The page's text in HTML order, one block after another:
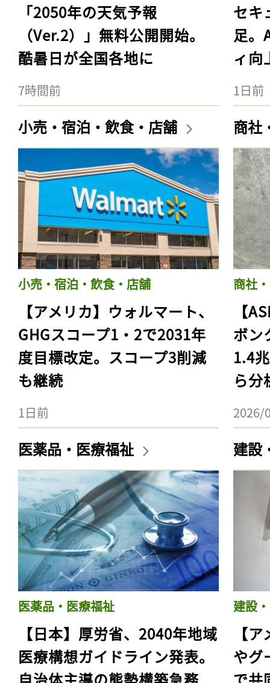
「2050年の天気予報
（Ver.2）」無料公開開始。
酷暑日が全国各地に
7時間前
セキ
足。
ィ向
1日前
小売・宿泊・飲食・店舗
小売・宿泊・飲食・店舗
【アメリカ】ウォルマート、
GHGスコープ1・2で2031年
度目標改定。スコープ3削減
も継続
1日前
商社
商社
【
ボン
1.4
ら分
2026/
医薬品・医療福祉
医薬品・医療福祉
【日本】厚労省、2040年地域
医療構想ガイドライン発表。
建設
建設
【
やグ